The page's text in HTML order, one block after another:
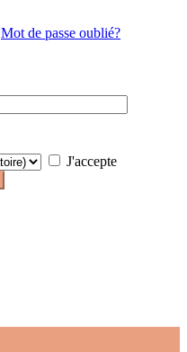
Mot de passe oublié?
J'accepte